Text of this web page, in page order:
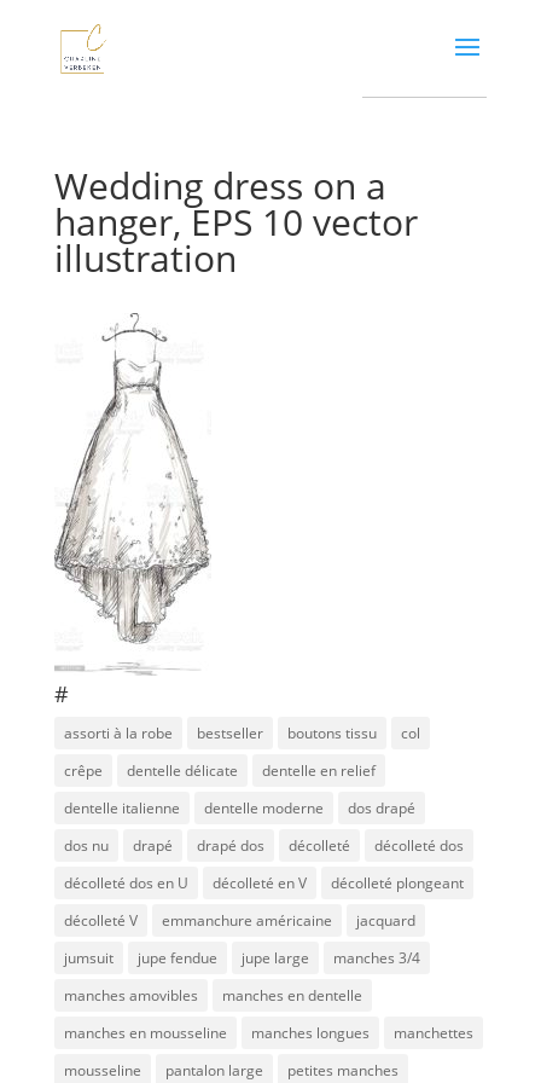
Wedding dress on a
hanger, EPS 10 vector
illustration
#
assorti à la robe bestseller boutons tissu
col
crêpe
dentelle délicate
dentelle en relief
dentelle italienne
dentelle moderne
dos drapé
dos nu
drapé drapé dos décolleté
décolleté dos
décolleté dos en U
décolleté en V
décolleté plongeant
décolleté V
emmanchure américaine
jacquard
jumsuit
jupe fendue jupe large
manches 3/4
manches amovibles
manches en dentelle
manches en mousseline
manches longues
manchettes
mousseline
pantalon large petites manches